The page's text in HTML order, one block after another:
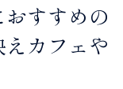
おすすめの
カフェや